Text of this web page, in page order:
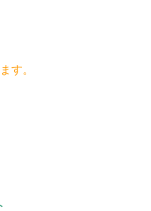
す。